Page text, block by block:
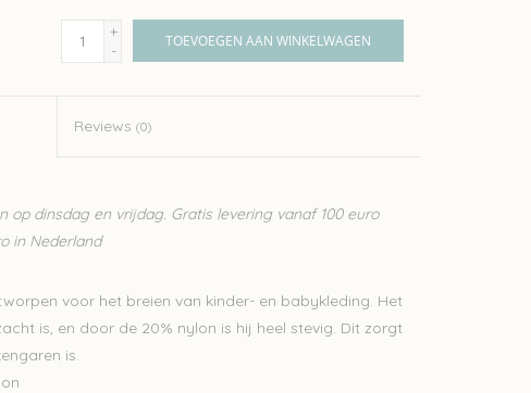
+
-
TOEVOEGEN AAN WINKELWAGEN
Reviews(0)
op dinsdag en vrijdag. Gratis levering vanaf 100 euro
in Nederland
voor het breien van kinder- en babykleding. Het
is, en door de 20% nylon is hij heel stevig. Dit zorgt
is.